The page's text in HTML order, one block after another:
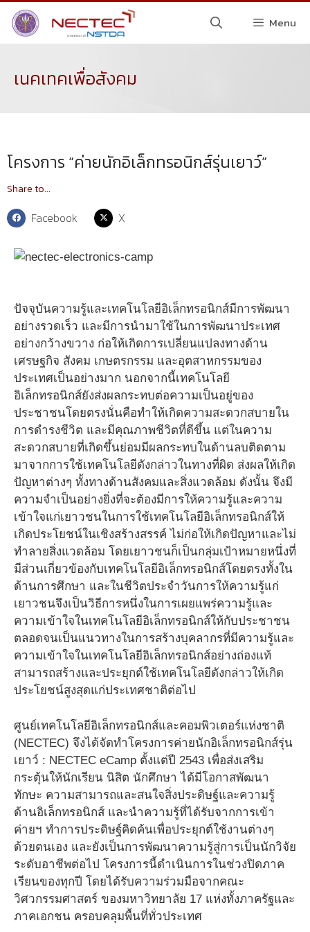
Menu
เนคเทคเพื่อสังคม
โครงการ “ค่ายนักอิเล็กทรอนิกส์รุ่นเยาว์”
Share to...
Facebook X
ปัจจุบันความรู้และเทคโนโลยีอิเล็กทรอนิกส์มีการพัฒนา
อย่างรวดเร็ว และมีการนำมาใช้ในการพัฒนาประเทศ
อย่างกว้างขวาง ก่อให้เกิดการเปลี่ยนแปลงทางด้าน
เศรษฐกิจ สังคม เกษตรกรรม และอุตสาหกรรมของ
ประเทศเป็นอย่างมาก นอกจากนี้เทคโนโลยี
อิเล็กทรอนิกส์ยังส่งผลกระทบต่อความเป็นอยู่ของ
ประชาชนโดยตรงนั่นคือทำให้เกิดความสะดวกสบายใน
การดำรงชีวิต และมีคุณภาพชีวิตที่ดีขึ้น แต่ในความ
สะดวกสบายที่เกิดขึ้นย่อมมีผลกระทบในด้านลบติดตาม
มาจากการใช้เทคโนโลยีดังกล่าวในทางที่ผิด ส่งผลให้เกิด
ปัญหาต่างๆ ทั้งทางด้านสังคมและสิ่งแวดล้อม ดังนั้น จึงมี
ความจำเป็นอย่างยิ่งที่จะต้องมีการให้ความรู้และความ
เข้าใจแก่เยาวชนในการใช้เทคโนโลยีอิเล็กทรอนิกส์ให้
เกิดประโยชน์ในเชิงสร้างสรรค์ ไม่ก่อให้เกิดปัญหาและไม่
ทำลายสิ่งแวดล้อม โดยเยาวชนก็เป็นกลุ่มเป้าหมายหนึ่งที่
มีส่วนเกี่ยวข้องกับเทคโนโลยีอิเล็กทรอนิกส์โดยตรงทั้งใน
ด้านการศึกษา และในชีวิตประจำวันการให้ความรู้แก่
เยาวชนจึงเป็นวิธีการหนึ่งในการเผยแพร่ความรู้และ
ความเข้าใจในเทคโนโลยีอิเล็กทรอนิกส์ให้กับประชาชน
ตลอดจนเป็นแนวทางในการสร้างบุคลากรที่มีความรู้และ
ความเข้าใจในเทคโนโลยีอิเล็กทรอนิกส์อย่างถ่องแท้
สามารถสร้างและประยุกต์ใช้เทคโนโลยีดังกล่าวให้เกิด
ประโยชน์สูงสุดแก่ประเทศชาติต่อไป
ศูนย์เทคโนโลยีอิเล็กทรอนิกส์และคอมพิวเตอร์แห่งชาติ
(NECTEC) จึงได้จัดทำโครงการค่ายนักอิเล็กทรอนิกส์รุ่น
เยาว์ : NECTEC eCamp ตั้งแต่ปี 2543 เพื่อส่งเสริม
กระตุ้นให้นักเรียน นิสิต นักศึกษา ได้มีโอกาสพัฒนา
ทักษะ ความสามารถและสนใจสิ่งประดิษฐ์และความรู้
ด้านอิเล็กทรอนิกส์ และนำความรู้ที่ได้รับจากการเข้า
ค่ายฯ ทำการประดิษฐ์คิดค้นเพื่อประยุกต์ใช้งานต่างๆ
ด้วยตนเอง และยังเป็นการพัฒนาความรู้สู่การเป็นนักวิจัย
ระดับอาชีพต่อไป โครงการนี้ดำเนินการในช่วงปิดภาค
เรียนของทุกปี โดยได้รับความร่วมมือจากคณะ
วิศวกรรมศาสตร์ ของมหาวิทยาลัย 17 แห่งทั้งภาครัฐและ
ภาคเอกชน ครอบคลุมพื้นที่ทั่วประเทศ